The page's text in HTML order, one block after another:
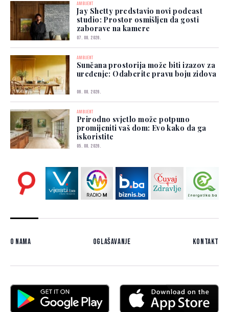
AMBIJENT
Jay Shetty predstavio novi podcast
studio: Prostor osmišljen da gosti
zaborave na kamere
07. 08. 2026.
AMBIJENT
Sunčana prostorija može biti izazov za
uređenje: Odaberite pravu boju zidova
06. 08. 2026.
AMBIJENT
Prirodno svjetlo može potpuno
promijeniti vaš dom: Evo kako da ga
iskoristite
05. 08. 2026.
O nama Oglašavanje Kontakt